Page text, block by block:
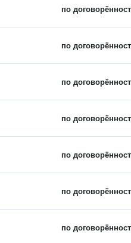
по
по
по
по
по
по
по